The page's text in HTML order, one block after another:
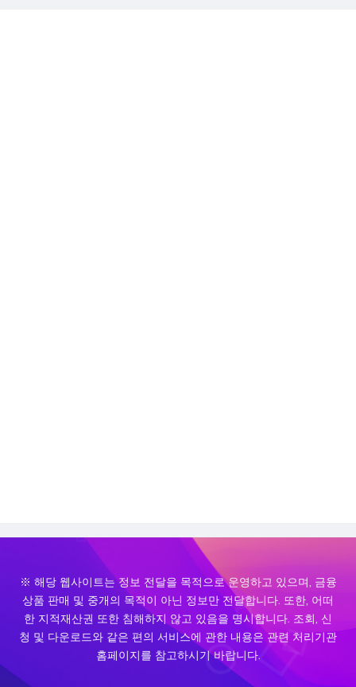
※ 해당 웹사이트는 정보 전달을 목적으로 운영하고 있으며, 금융
상품 판매 및 중개의 목적이 아닌 정보만 전달합니다. 또한, 어떠
한 지적재산권 또한 침해하지 않고 있음을 명시합니다. 조회, 신
청 및 다운로드와 같은 편의 서비스에 관한 내용은 관련 처리기관
홈페이지를 참고하시기 바랍니다.